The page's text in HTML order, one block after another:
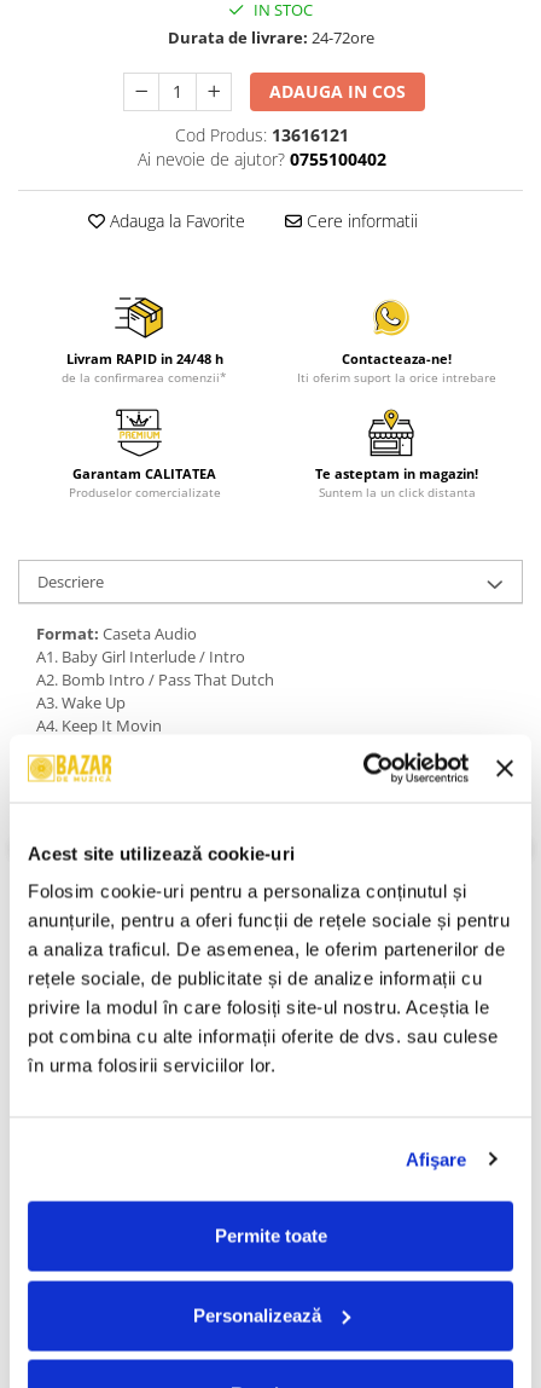
Acest site utilizează cookie-uri
Folosim cookie-uri pentru a personaliza conținutul și
anunțurile, pentru a oferi funcții de rețele sociale și pentru
a analiza traficul. De asemenea, le oferim partenerilor de
rețele sociale, de publicitate și de analize informații cu
privire la modul în care folosiți site-ul nostru. Aceștia le
pot combina cu alte informații oferite de dvs. sau culese
în urma folosirii serviciilor lor.
Afişare
Permite toate
Personalizează
IN STOC
Durata de livrare: 24-72ore
ADAUGA IN COS
Cod Produs: 13616121
Ai nevoie de ajutor? 0755100402
Adauga la Favorite Cere informatii
Livram RAPID in 24/48 h
de la confirmarea comenzii*
Contacteaza-ne!
Iti oferim suport la orice intrebare
Garantam CALITATEA
Produselor comercializate
Te asteptam in magazin!
Suntem la un click distanta
Descriere
Format: Caseta Audio
A1. Baby Girl Interlude / Intro
A2. Bomb Intro / Pass That Dutch
A3. Wake Up
A4. Keep It Movin
A6. Ragtime Interlude / I'm Really Hot
B1. Toyz Interlude / Toyz
B2. Let It Bump
B3. Pump It Up
B4. It's Real
B5. Let Me Fix My Weave
B6. Spelling Bee Interlude / Spelling Bee
B7. I'm Not Perfect
B8. Outro
VEZI MAI MULT
An Lansare:2003
Stil:
Hip Hop ; Bass Music
Stare Caseta:Mint (M)
Stare Coperta:Near Mint (NM or M-)
PRODUSE ALTERNATIVE
-30%
Loredana Groza - Lumea E A
Misha (40) – Fata Visurilor